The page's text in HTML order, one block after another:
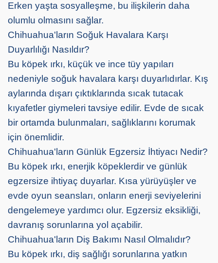
Erken yaşta sosyalleşme, bu ilişkilerin daha
olumlu olmasını sağlar.
Chihuahua'ların Soğuk Havalara Karşı
Duyarlılığı Nasıldır?
Bu köpek ırkı, küçük ve ince tüy yapıları
nedeniyle soğuk havalara karşı duyarlıdırlar. Kış
aylarında dışarı çıktıklarında sıcak tutacak
kıyafetler giymeleri tavsiye edilir. Evde de sıcak
bir ortamda bulunmaları, sağlıklarını korumak
için önemlidir.
Chihuahua'ların Günlük Egzersiz İhtiyacı Nedir?
Bu köpek ırkı, enerjik köpeklerdir ve günlük
egzersize ihtiyaç duyarlar. Kısa yürüyüşler ve
evde oyun seansları, onların enerji seviyelerini
dengelemeye yardımcı olur. Egzersiz eksikliği,
davranış sorunlarına yol açabilir.
Chihuahua'ların Diş Bakımı Nasıl Olmalıdır?
Bu köpek ırkı, diş sağlığı sorunlarına yatkın